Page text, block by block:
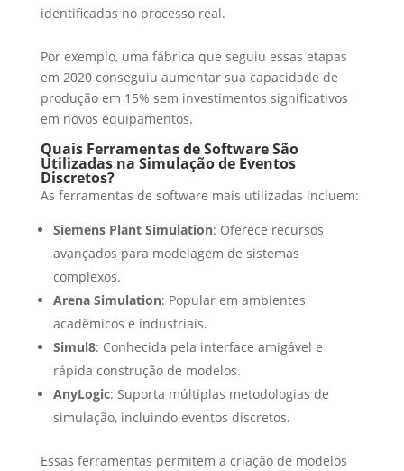
identificadas no processo real.
Por exemplo, uma fábrica que seguiu essas etapas
em 2020 conseguiu aumentar sua capacidade de
produção em 15% sem investimentos significativos
em novos equipamentos.
Quais Ferramentas de Software São
Utilizadas na Simulação de Eventos
Discretos?
As ferramentas de software mais utilizadas incluem:
Siemens Plant Simulation: Oferece recursos
avançados para modelagem de sistemas
complexos.
Arena Simulation: Popular em ambientes
acadêmicos e industriais.
Simul8: Conhecida pela interface amigável e
rápida construção de modelos.
AnyLogic: Suporta múltiplas metodologias de
simulação, incluindo eventos discretos.
Essas ferramentas permitem a criação de modelos